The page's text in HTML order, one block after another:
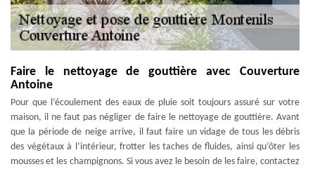
Faire le nettoyage de gouttière avec Couverture
Antoine
Pour que l’écoulement des eaux de pluie soit toujours assuré sur votre
maison, il ne faut pas négliger de faire le nettoyage de gouttière. Avant
que la période de neige arrive, il faut faire un vidage de tous les débris
des végétaux à l’intérieur, frotter les taches de fluides, ainsi qu’ôter les
mousses et les champignons. Si vous avez le besoin de les faire, contactez